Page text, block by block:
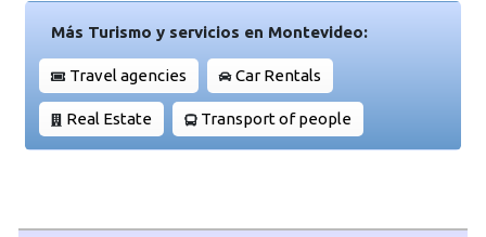
Más Turismo y servicios en Montevideo:
Travel agencies Car Rentals
Real Estate Transport of people